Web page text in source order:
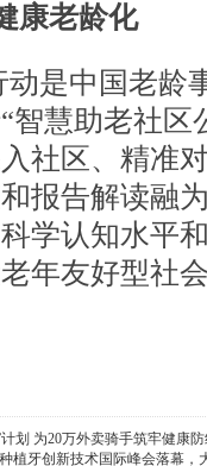
康老龄化
是中国老龄
智慧助老社区
社区、精准
报告解读融
学认知水平
年友好型社
划 为20万外卖骑手筑牢健康
植牙创新技术国际峰会落幕，